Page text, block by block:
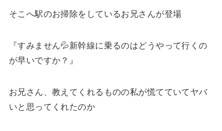
そこへ駅のお掃除をしているお兄さんが登場
『すみません💦新幹線に乗るのはどうやって行くの
が早いですか？』
お兄さん、教えてくれるものの私が慌てていてヤバ
いと思ってくれたのか